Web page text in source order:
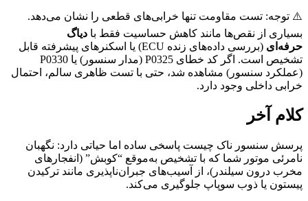
⚠️ توجه: تست مقاومت تنها خرابی‌های قطعی را نشان می‌دهد.
بسیاری از نقص‌ها مانند کاهش حساسیت فقط با دیاگ
حرفه‌ای
(بررسی داده‌های زنده ECU) یا اسکنرهای پیشرفته قابل
تشخیص است. اگر کد خطای P0325 (مدار سنسور) یا P0330
(عملکرد سنسور) مشاهده شد، حتی با تست ظاهری سالم، احتمال
خرابی داخلی وجود دارد.
کلام آخر
پرسش سنسور ناک چیست پاسخی ساده اما حیاتی دارد: نگهبان
نامرئی موتور شما که با تشخیص به‌موقع “کوبش” (انفجارهای
مخرب درون سیلندر)، از آسیب‌های جبران‌ناپذیری مانند ترکیدن
پیستون یا ذوب سوپاپ جلوگیری می‌کند.